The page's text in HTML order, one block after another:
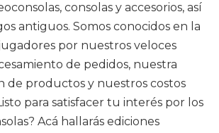
consolas y accesorios, así
antiguos. Somos conocidos en la
por nuestros veloces
de pedidos, nuestra
de productos y nuestros costos
para satisfacer tu interés por los
Acá hallarás ediciones